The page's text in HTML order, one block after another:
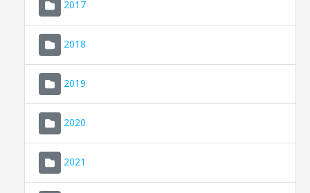
2017
2018
2019
2020
2021